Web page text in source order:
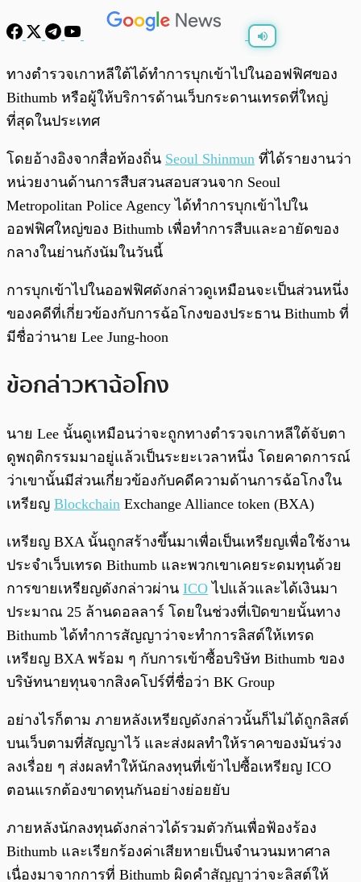
/
ทางตำรวจเกาหลีใต้ได้ทำการบุกเข้าไปในออฟฟิศของ
Bithumb หรือผู้ให้บริการด้านเว็บกระดานเทรดที่ใหญ่
ที่สุดในประเทศ
โดยอ้างอิงจากสื่อท้องถิ่น Seoul Shinmun ที่ได้รายงานว่า
หน่วยงานด้านการสืบสวนสอบสวนจาก Seoul
Metropolitan Police Agency ได้ทำการบุกเข้าไปใน
ออฟฟิศใหญ่ของ Bithumb เพื่อทำการสืบและอายัดของ
กลางในย่านกังนัมในวันนี้
การบุกเข้าไปในออฟฟิศดังกล่าวดูเหมือนจะเป็นส่วนหนึ่ง
ของคดีที่เกี่ยวข้องกับการฉ้อโกงของประธาน Bithumb ที่
มีชื่อว่านาย Lee Jung-hoon
ข้อกล่าวหาฉ้อโกง
นาย Lee นั้นดูเหมือนว่าจะถูกทางตำรวจเกาหลีใต้จับตา
ดูพฤติกรรมมาอยู่แล้วเป็นระยะเวลาหนึ่ง โดยคาดการณ์
ว่าเขานั้นมีส่วนเกี่ยวข้องกับคดีความด้านการฉ้อโกงใน
เหรียญ Blockchain Exchange Alliance token (BXA)
เหรียญ BXA นั้นถูกสร้างขึ้นมาเพื่อเป็นเหรียญเพื่อใช้งาน
ประจำเว็บเทรด Bithumb และพวกเขาเคยระดมทุนด้วย
การขายเหรียญดังกล่าวผ่าน ICO ไปแล้วและได้เงินมา
ประมาณ 25 ล้านดอลลาร์ โดยในช่วงที่เปิดขายนั้นทาง
Bithumb ได้ทำการสัญญาว่าจะทำการลิสต์ให้เทรด
เหรียญ BXA พร้อม ๆ กับการเข้าซื้อบริษัท Bithumb ของ
บริษัทนายทุนจากสิงคโปร์ที่ชื่อว่า BK Group
อย่างไรก็ตาม ภายหลังเหรียญดังกล่าวนั้นก็ไม่ได้ถูกลิสต์
บนเว็บตามที่สัญญาไว้ และส่งผลทำให้ราคาของมันร่วง
ลงเรื่อย ๆ ส่งผลทำให้นักลงทุนที่เข้าไปซื้อเหรียญ ICO
ตอนแรกต้องขาดทุนกันอย่างย่อยยับ
ภายหลังนักลงทุนดังกล่าวได้รวมตัวกันเพื่อฟ้องร้อง
Bithumb และเรียกร้องค่าเสียหายเป็นจำนวนมหาศาล
เนื่องมาจากการที่ Bithumb ผิดคำสัญญาว่าจะลิสต์ให้